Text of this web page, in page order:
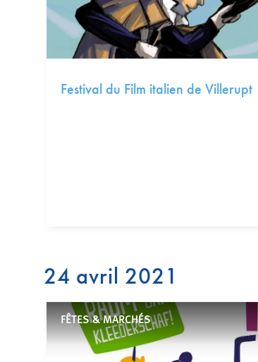
Festival du Film italien de Villerupt
24 avril 2021
FÊTES & MARCHÉS